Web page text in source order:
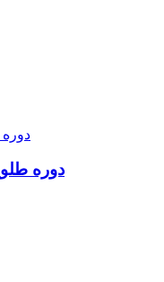
دوره